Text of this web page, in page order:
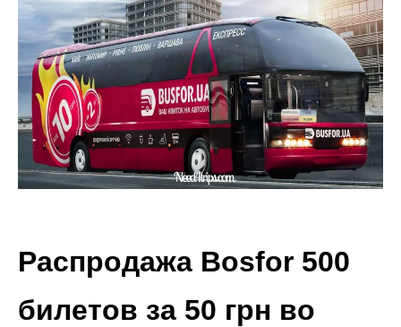
Распродажа Bosfor 500
билетов за 50 грн во